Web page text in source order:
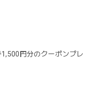
1,500円分のクーポンプレ